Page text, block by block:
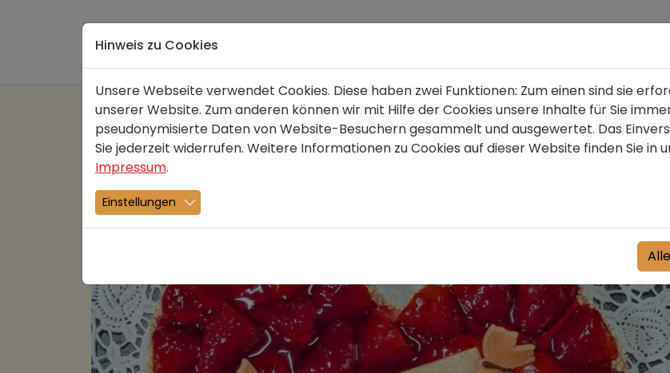
Bäckerei Konditorei
Muttertag
05.05.2025 Monatshit
Zum Muttertag unsere beliebte Blätterteigerdbeertorte.
Gerne auf Vorbestellung, in allen Filialen erhältlich.
Hinweis zu Cookies
Unsere Webseite verwendet Cookies. Diese haben zwei Funktionen: Zum einen sind sie
unserer Website. Zum anderen können wir mit Hilfe der Cookies unsere Inhalte für Sie
pseudonymisierte Daten von Website-Besuchern gesammelt und ausgewertet. Das
Sie jederzeit widerrufen. Weitere Informationen zu Cookies auf dieser Website finden Sie in
Impressum.
Einstellungen